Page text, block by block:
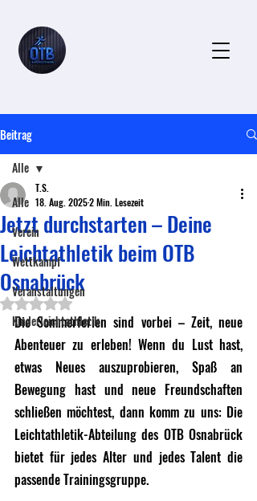
Beitrag
Alle
Verein
Wettkampf
Veranstaltungen
Kinderleichtathletik
Alle
Jetzt durchstarten – Deine
Leichtathletik beim OTB
Osnabrück
T.S.
18. Aug. 20252 Min. Lesezeit
Mit NaN von 5 Sternen bewertet.
Die Sommerferien sind vorbei – Zeit, neue
Abenteuer zu erleben! Wenn du Lust hast,
etwas Neues auszuprobieren, Spaß an
Bewegung hast und neue Freundschaften
schließen möchtest, dann komm zu uns: Die
Leichtathletik-Abteilung des OTB Osnabrück
bietet für jedes Alter und jedes Talent die
passende Trainingsgruppe.